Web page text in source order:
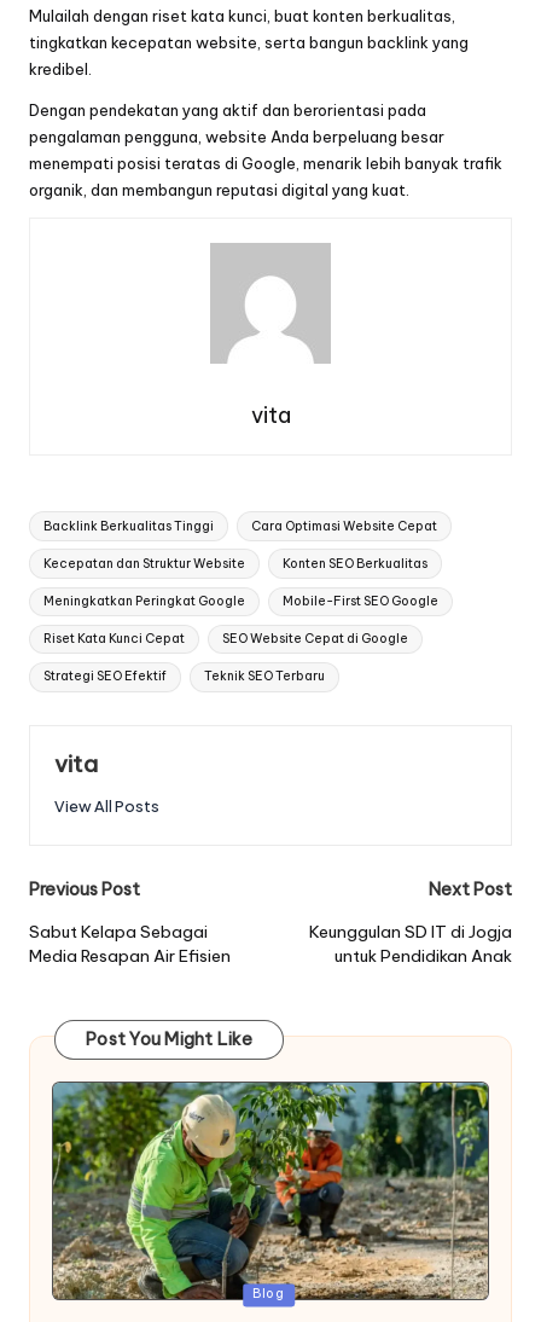
Mulailah dengan riset kata kunci, buat konten berkualitas,
tingkatkan kecepatan website, serta bangun backlink yang
kredibel.
Dengan pendekatan yang aktif dan berorientasi pada
pengalaman pengguna, website Anda berpeluang besar
menempati posisi teratas di Google, menarik lebih banyak trafik
organik, dan membangun reputasi digital yang kuat.
vita
Tags:
Backlink Berkualitas Tinggi Cara Optimasi Website Cepat
Kecepatan dan Struktur Website Konten SEO Berkualitas
Meningkatkan Peringkat Google Mobile-First SEO Google
Riset Kata Kunci Cepat SEO Website Cepat di Google
Strategi SEO Efektif Teknik SEO Terbaru
vita
View All Posts
Post
navigation
Previous Post
Sabut Kelapa Sebagai
Media Resapan Air Efisien
Next Post
Keunggulan SD IT di Jogja
untuk Pendidikan Anak
Post You Might Like
Posted
Blog